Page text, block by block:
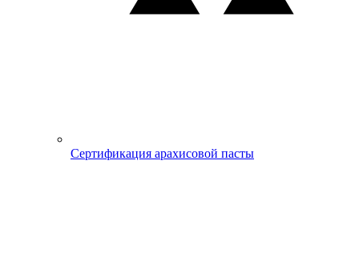
Сертификация арахисовой пасты